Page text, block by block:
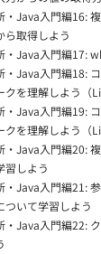
・Java入門編16:
ら取得しよう
・Java入門編17:
・Java入門編18:
クを理解しよう（
・Java入門編19:
クを理解しよう（
・Java入門編20:
習しよう
・Java入門編21:
ついて学習しよう
・Java入門編22: